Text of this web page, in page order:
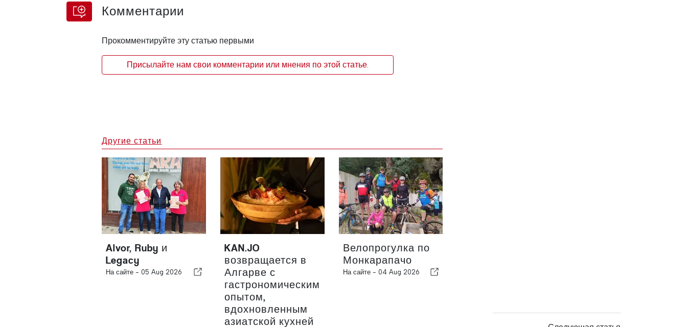
Комментарии
Прокомментируйте эту статью первыми
Присылайте нам свои комментарии или мнения по этой статье.
Другие статьи
Alvor, Ruby и
Legacy
На сайте - 05 Aug 2026
KAN.JO
возвращается в
Алгарве с
гастрономическим
опытом,
вдохновленным
азиатской кухней
Велопрогулка по
Монкарапачо
На сайте - 04 Aug 2026